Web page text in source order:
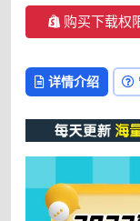
购买下载权
详情介绍